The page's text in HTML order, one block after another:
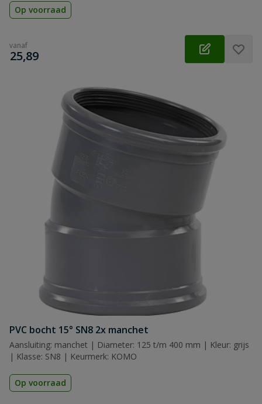
Op voorraad
vanaf
€
25,89
PVC bocht 15° SN8 2x manchet
Aansluiting: manchet | Diameter: 125 t/m 400 mm | Kleur: grijs
| Klasse: SN8 | Keurmerk: KOMO
Op voorraad